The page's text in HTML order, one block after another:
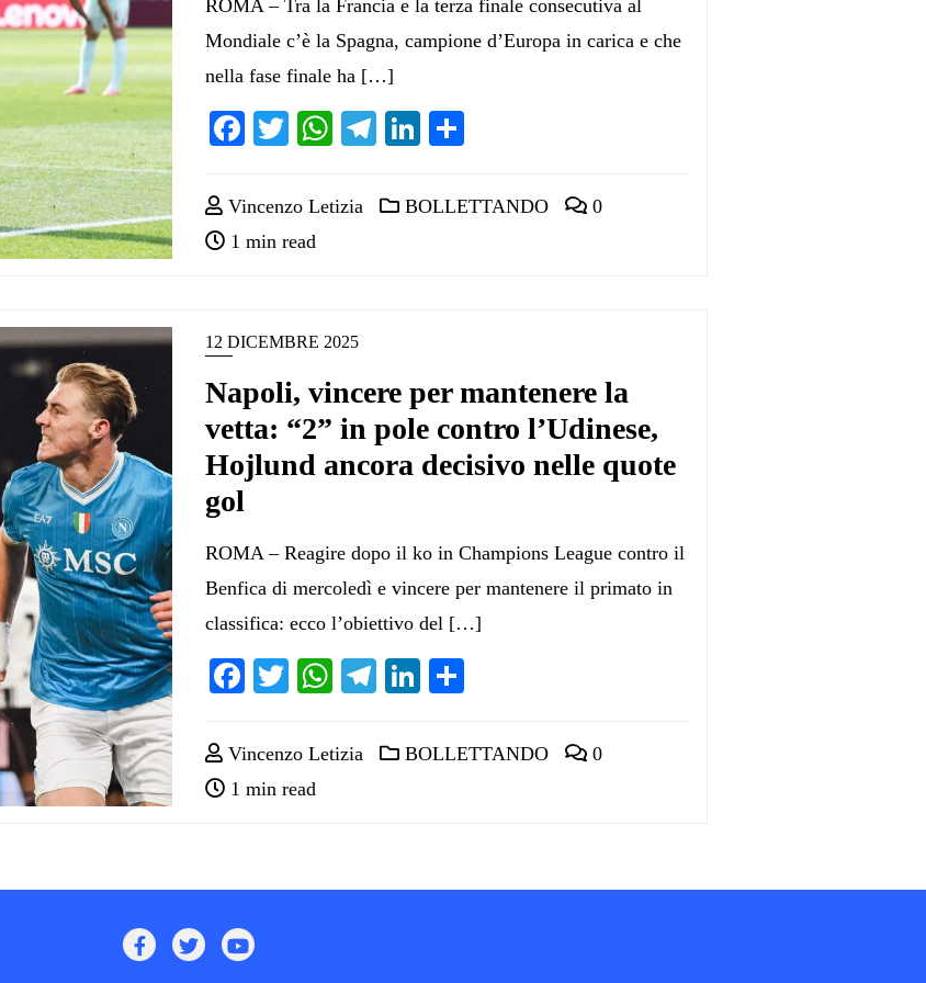
ROMA – Tra la Francia e la terza finale consecutiva al
Mondiale c’è la Spagna, campione d’Europa in carica e che
nella fase finale ha […]
Facebook
TwitterWhatsApp
Telegram
LinkedIn
Vincenzo Letizia BOLLETTANDO
0
1 min read
12 DICEMBRE 2025
Napoli, vincere per mantenere la
vetta: “2” in pole contro l’Udinese,
Hojlund ancora decisivo nelle quote
gol
ROMA – Reagire dopo il ko in Champions League contro il
Benfica di mercoledì e vincere per mantenere il primato in
classifica: ecco l’obiettivo del […]
Facebook
TwitterWhatsApp
Telegram
LinkedIn
Vincenzo Letizia BOLLETTANDO
0
1 min read